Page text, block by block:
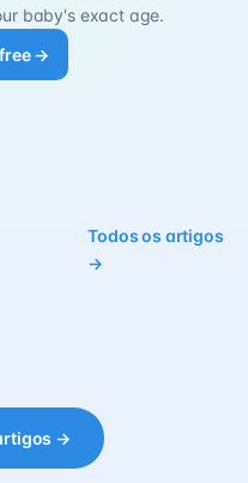
baby's exact age.
→
Todos os artigos
→
→